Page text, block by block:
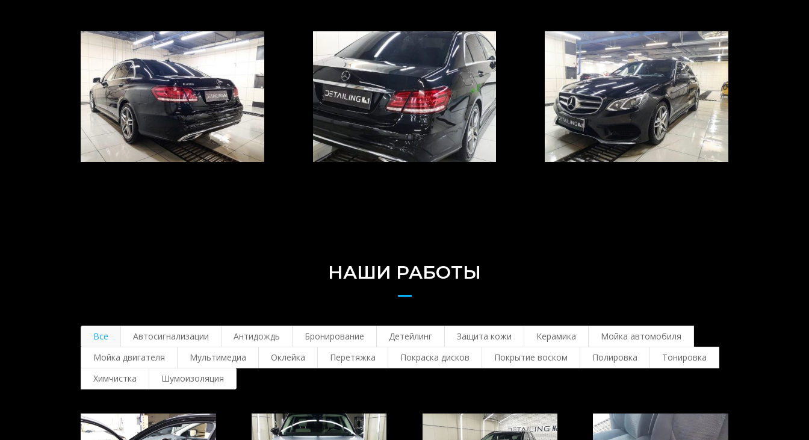
НАШИ РАБОТЫ
Все Автосигнализации Антидождь Бронирование Детейлинг Защита кожи Керамика
Мойка автомобиля
Мойка двигателя
Мультимедиа Оклейка Перетяжка Покраска дисков Покрытие воском Полировка
Тонировка
Химчистка
Шумоизоляция